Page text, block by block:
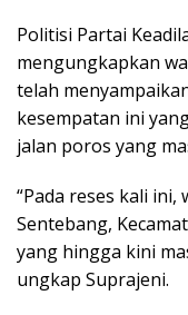
Politisi Partai
mengungkapkan
telah
kesempatan ini
jalan poros yang
“Pada reses kali
Sentebang,
yang hingga kini
ungkap Suprajeni.